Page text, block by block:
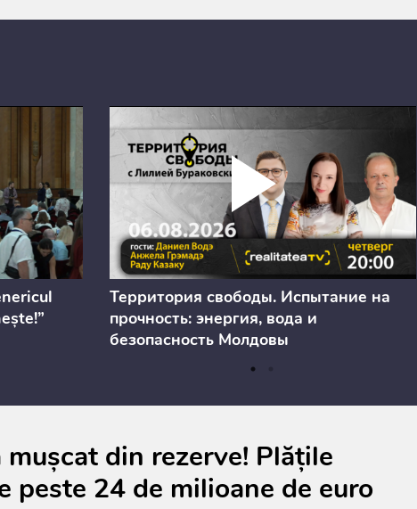
Территория свободы. Испытание на
прочность: энергия, вода и
безопасность Молдовы
din rezerve! Plățile
peste 24 de milioane de euro